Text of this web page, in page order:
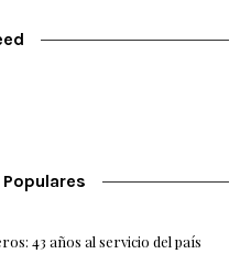
43 años al servicio del país